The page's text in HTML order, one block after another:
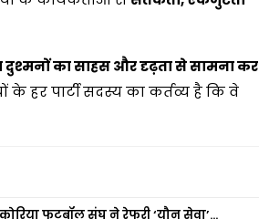
दुश्मनों का साहस और दृढ़ता से सामना कर
हर पार्टी सदस्य का कर्तव्य है कि वे
फुटबॉल संघ ने रेफरी ‘यौन सेवा’…